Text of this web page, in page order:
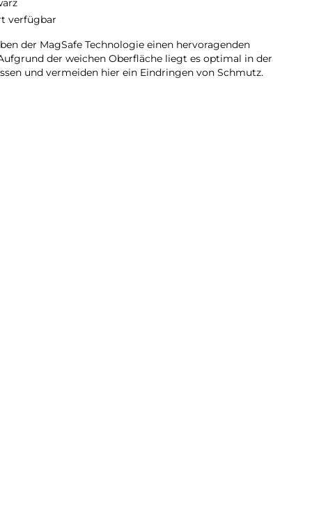
verfügbar
der MagSafe Technologie einen hervoragenden
der weichen Oberfläche liegt es optimal in der
und vermeiden hier ein Eindringen von Schmutz.